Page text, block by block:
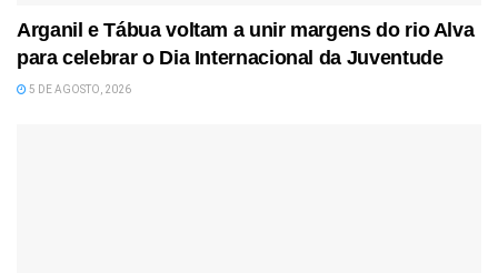
Arganil e Tábua voltam a unir margens do rio Alva
para celebrar o Dia Internacional da Juventude
5 DE AGOSTO, 2026